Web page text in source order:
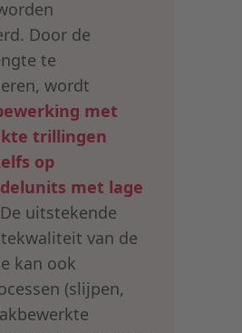
Door de
te
wordt
met
trillingen
op
met lage
uitstekende
van de
kan ook
(slijpen,